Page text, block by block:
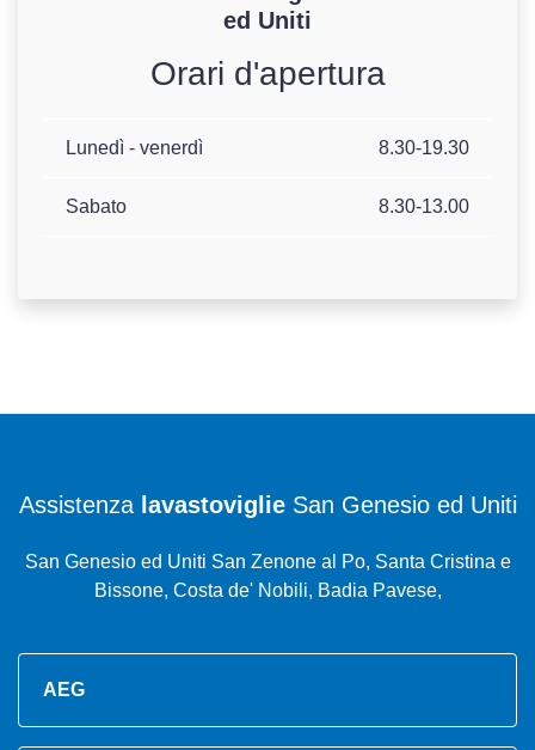
ed Uniti
Orari d'apertura
Lunedì - venerdì 8.30-19.30
Sabato 8.30-13.00
Assistenza lavastoviglieSan Genesio ed Uniti
San Genesio ed Uniti San Zenone al Po, Santa Cristina e
Bissone, Costa de' Nobili, Badia Pavese,
AEG